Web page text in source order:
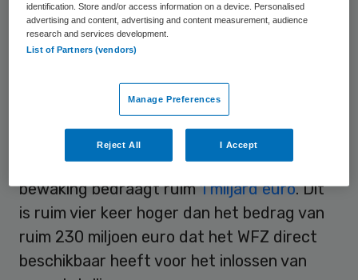
Een en ander blijkt uit hetWFZ-jaarverslag
over 2011.In het kader van scherpere
deelnemers niet langer garant staan bij het
aangaan van nieuwe leningen. Het
totaalbedrag van door het WFZ verleende
garanties aan deelnemers onder verhoogde
bewaking bedraagt ruim1 miljard euro. Dit
is ruim vier keer hoger dan het bedrag van
ruim 230 miljoen euro dat het WFZ direct
beschikbaar heeft voor het inlossen van
identification. Store and/or access information on a device. Personalised
advertising and content, advertising and content measurement, audience
research and services development.
List of Partners (vendors)
Manage Preferences
Reject All I Accept